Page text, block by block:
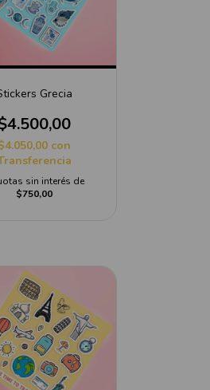
Grecia
con
sin interés de
$750,00